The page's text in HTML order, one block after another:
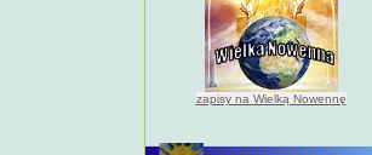
zapisy na Wielką Nowennę